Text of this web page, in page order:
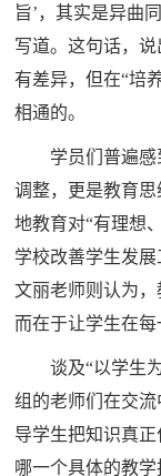
旨’，其实是异曲
写道。这句话，
有差异，但在“培
相通的。
学员们普遍
调整，更是教育
地教育对“有理想
学校改善学生发
文丽老师则认为，
而在于让学生在每
谈及“以学生
组的老师们在交流
导学生把知识真
哪一个具体的教